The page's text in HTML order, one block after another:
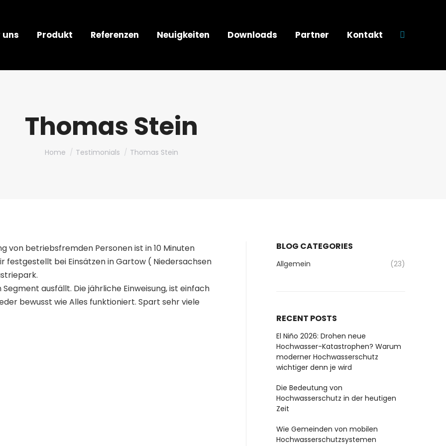
uns Produkt Referenzen Neuigkeiten Downloads Partner Kontakt Search:
Thomas Stein
You are here:
Home Testimonials Thomas Stein
von betriebsfremden Personen ist in 10 Minuten
festgestellt bei Einsätzen in Gartow ( Niedersachsen
ausfällt. Die jährliche Einweisung, ist einfach
bewusst wie Alles funktioniert. Spart sehr viele
BLOG CATEGORIES
Allgemein (23)
RECENT POSTS
El Niño 2026: Drohen neue
Hochwasser-Katastrophen? Warum
moderner Hochwasserschutz
wichtiger denn je wird
Die Bedeutung von
Hochwasserschutz in der heutigen
Zeit
Wie Gemeinden von mobilen
Hochwasserschutzsystemen